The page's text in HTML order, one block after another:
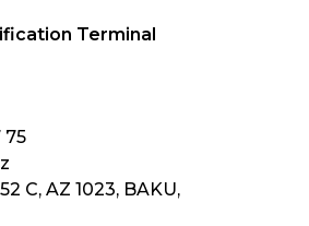
Terminal
75
C, AZ 1023, BAKU,